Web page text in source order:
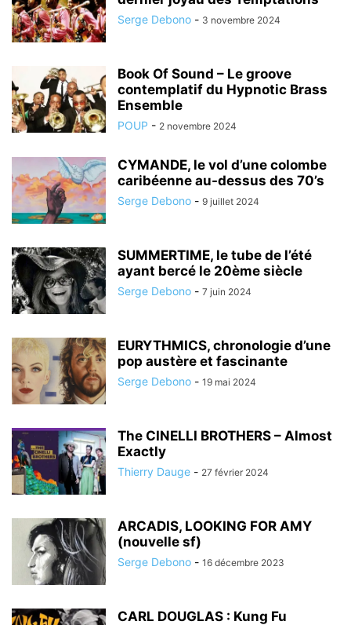
Serge Debono - 3 novembre 2024
Book Of Sound – Le groove
contemplatif du Hypnotic Brass
Ensemble
POUP - 2 novembre 2024
CYMANDE, le vol d’une colombe
caribéenne au-dessus des 70’s
Serge Debono - 9 juillet 2024
SUMMERTIME, le tube de l’été
ayant bercé le 20ème siècle
Serge Debono - 7 juin 2024
EURYTHMICS, chronologie d’une
pop austère et fascinante
Serge Debono - 19 mai 2024
The CINELLI BROTHERS – Almost
Exactly
Thierry Dauge - 27 février 2024
ARCADIS, LOOKING FOR AMY
(nouvelle sf)
Serge Debono - 16 décembre 2023
CARL DOUGLAS : Kung Fu